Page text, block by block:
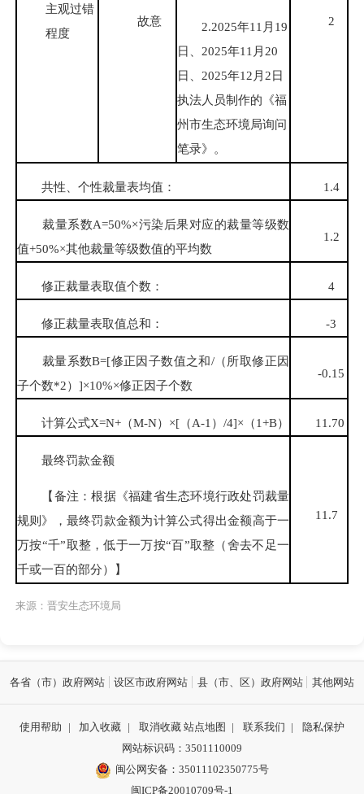
主观过错
程度
故意
2.2025年11月19
日、2025年11月20
日、2025年12月2日
执法人员制作的《福
州市生态环境局询问
笔录》。
2
共性、个性裁量表均值： 1.4
裁量系数A=50%×污染后果对应的裁量等级数
值+50%×其他裁量等级数值的平均数
1.2
修正裁量表取值个数： 4
修正裁量表取值总和： -3
裁量系数B=[修正因子数值之和/（所取修正因
子个数*2）]×10%×修正因子个数
-0.15
计算公式X=N+（M-N）×[（A-1）/4]×（1+B） 11.70
最终罚款金额
【备注：根据《福建省生态环境行政处罚裁量
规则》，最终罚款金额为计算公式得出金额高于一
万按“千”取整，低于一万按“百”取整（舍去不足一
千或一百的部分）】
11.7
来源：晋安生态环境局
各省（市）政府网站 设区市政府网站 县（市、区）政府网站 其他网站
使用帮助 | 加入收藏 | 取消收藏 站点地图 | 联系我们 |
隐私保护
网站标识码：3501110009
闽公网安备：35011102350775号
闽ICP备20010709号-1